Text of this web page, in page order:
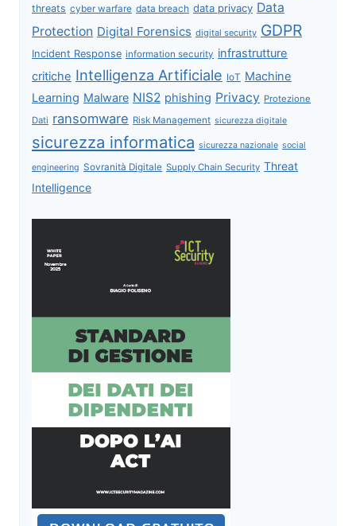
threats cyber warfare data breach data privacy Data
Protection Digital Forensics digital security GDPR
Incident Response information security infrastrutture
critiche Intelligenza Artificiale IoT Machine
Learning Malware NIS2 phishing Privacy Protezione
Dati ransomware Risk Management sicurezza digitale
sicurezza informatica sicurezza nazionale social
engineering Sovranità Digitale Supply Chain Security Threat
Intelligence